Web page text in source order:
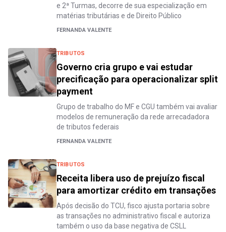
e 2ª Turmas, decorre de sua especialização em
matérias tributárias e de Direito Público
FERNANDA VALENTE
TRIBUTOS
Governo cria grupo e vai estudar
precificação para operacionalizar split
payment
Grupo de trabalho do MF e CGU também vai avaliar
modelos de remuneração da rede arrecadadora
de tributos federais
FERNANDA VALENTE
TRIBUTOS
Receita libera uso de prejuízo fiscal
para amortizar crédito em transações
Após decisão do TCU, fisco ajusta portaria sobre
as transações no administrativo fiscal e autoriza
também o uso da base negativa de CSLL